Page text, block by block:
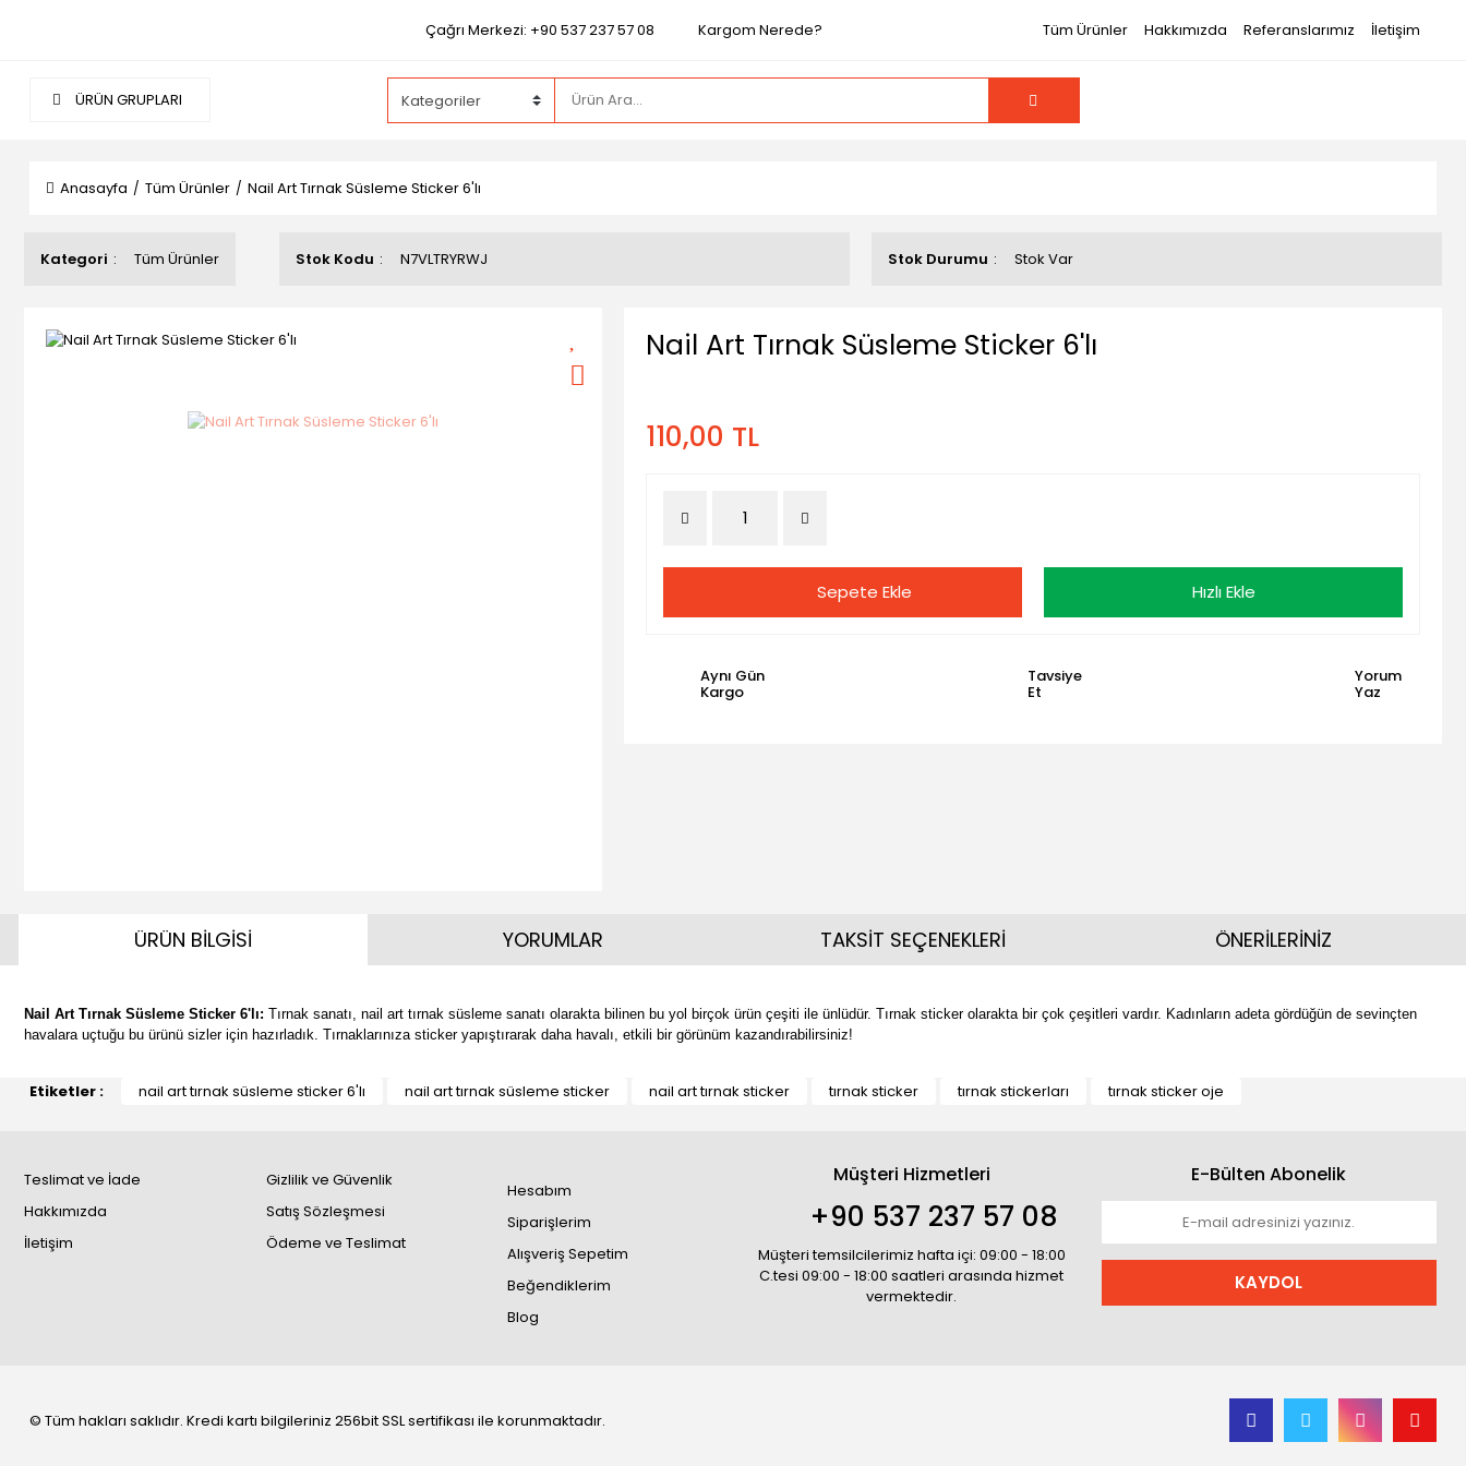
Çağrı Merkezi: +90 537 237 57 08 Kargom Nerede? Tüm Ürünler Hakkımızda Referanslarımız İletişim
ÜRÜN GRUPLARI
Anasayfa Tüm Ürünler Nail Art Tırnak Süsleme Sticker 6'lı
Kategori Tüm Ürünler Stok Kodu N7VLTRYRWJ Stok Durumu Stok Var
Nail Art Tırnak Süsleme Sticker 6'lı
110,00 TL
Sepete Ekle Hızlı Ekle
Aynı Gün
Kargo
Tavsiye
Et
Yorum
Yaz
ÜRÜN BİLGİSİ
Nail Art Tırnak Süsleme Sticker 6'lı: Tırnak sanatı, nail art tırnak süsleme sanatı olarakta bilinen bu yol birçok ürün çeşiti ile ünlüdür. Tırnak sticker olarakta bir çok çeşitleri vardır. Kadınların adeta gördüğün de sevinçten
havalara uçtuğu bu ürünü sizler için hazırladık. Tırnaklarınıza sticker yapıştırarak daha havalı, etkili bir görünüm kazandırabilirsiniz!
YORUMLAR TAKSİT SEÇENEKLERİ ÖNERİLERİNİZ
Etiketler : nail art tırnak süsleme sticker 6'lı nail art tırnak süsleme sticker nail art tırnak sticker tırnak sticker tırnak stickerları tırnak sticker oje
Teslimat ve İade
Hakkımızda
İletişim
Gizlilik ve Güvenlik
Satış Sözleşmesi
Ödeme ve Teslimat
Hesabım
Siparişlerim
Alışveriş Sepetim
Beğendiklerim
Blog
Müşteri Hizmetleri
+90 537 237 57 08
Müşteri temsilcilerimiz hafta içi: 09:00 - 18:00
C.tesi 09:00 - 18:00 saatleri arasında hizmet
vermektedir.
E-Bülten Abonelik
KAYDOL
© Tüm hakları saklıdır. Kredi kartı bilgileriniz 256bit SSL sertifikası ile korunmaktadır.